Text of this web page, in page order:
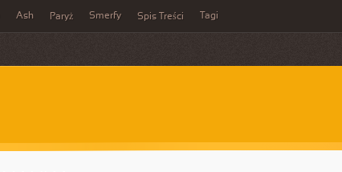
Ash Paryż Smerfy Spis Treści Tagi